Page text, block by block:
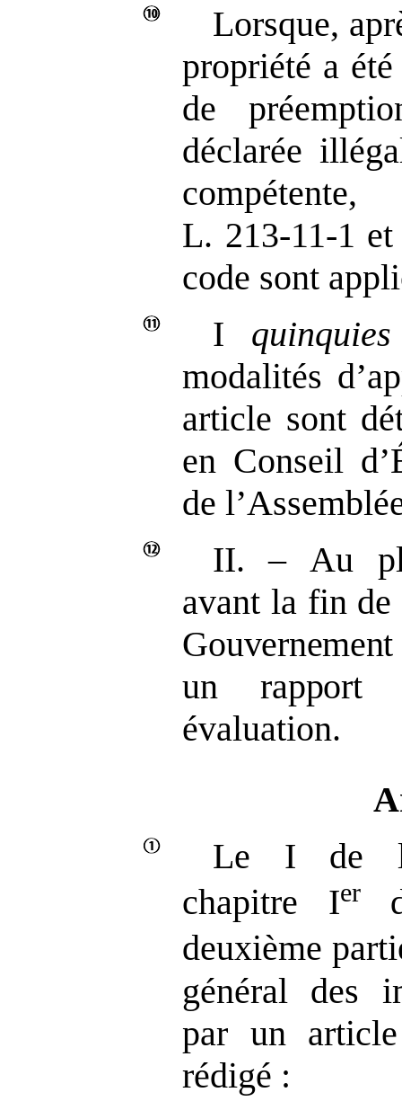
Lorsque,
propriété a
de
déclarée
L. 213‑11‑1
code sont
I quinquies
modalités
article sont
en Conseil
de
II. – Au
avant la fin de
un rapport
évaluation.
Le I de
chapitre Ier
deuxième
général des
par un
rédigé :